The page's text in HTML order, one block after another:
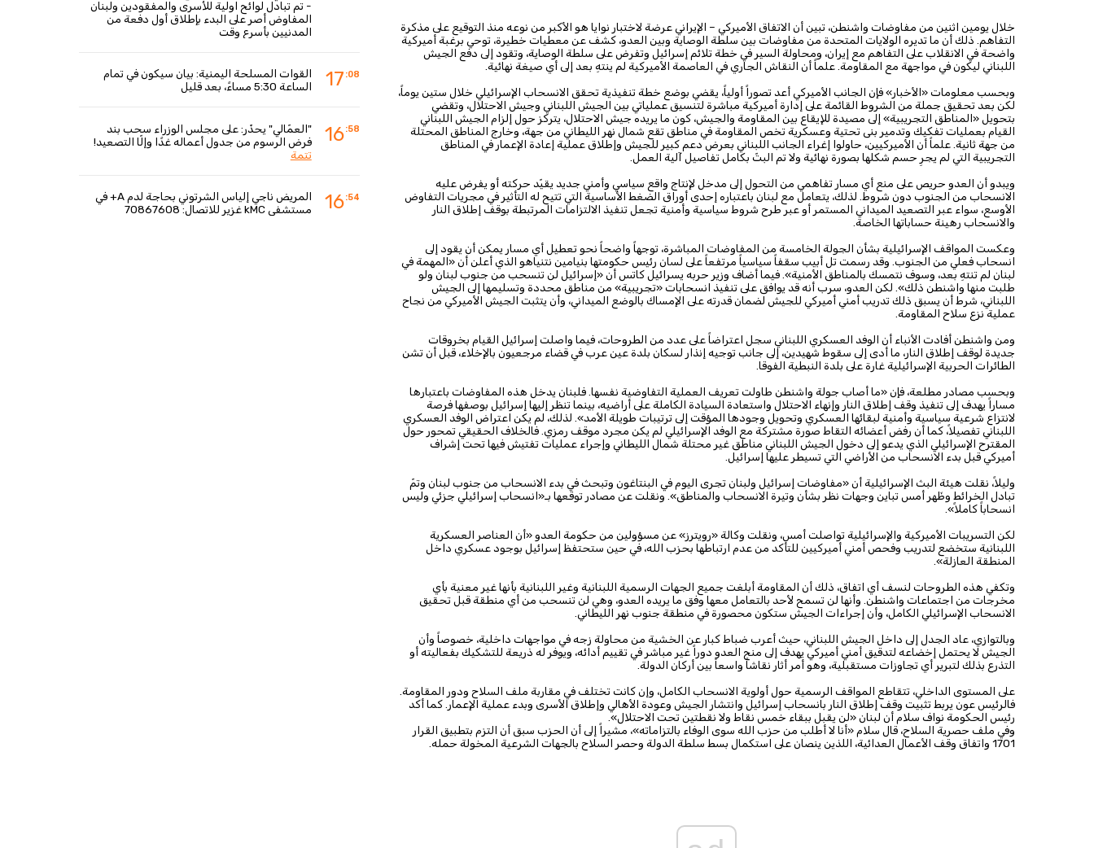
خلال يومين اثنين من مفاوضات واشنطن، تبين أن الاتفاق الأميركي – الإيراني عرضة لاختبار نوايا هو الأكبر من نوعه منذ التوقيع على مذكرة
التفاهم. ذلك أن ما تديره الولايات المتحدة من مفاوضات بين سلطة الوصاية وبين العدو، كشف عن معطيات خطيرة، توحي برغبة أميركية
واضحة في الانقلاب على التفاهم مع إيران، ومحاولة السير في خطة تلائم إسرائيل وتفرض على سلطة الوصاية، وتقود إلى دفع الجيش
اللبناني ليكون في مواجهة مع المقاومة. علماً أن النقاش الجاري في العاصمة الأميركية لم ينتهِ بعد إلى أي صيغة نهائية.
وبحسب معلومات «الأخبار» فإن الجانب الأميركي أعد تصوراً أولياً، يقضي بوضع خطة تنفيذية تحقق الانسحاب الإسرائيلي خلال ستين يوماً،
لكن بعد تحقيق جملة من الشروط القائمة على إدارة أميركية مباشرة لتنسيق عملياتي بين الجيش اللبناني وجيش الاحتلال، وتقضي
بتحويل «المناطق التجريبية» إلى مصيدة للإيقاع بين المقاومة والجيش، كون ما يريده جيش الاحتلال، يتركز حول إلزام الجيش اللبناني
القيام بعمليات تفكيك وتدمير بنى تحتية وعسكرية تخص المقاومة في مناطق تقع شمال نهر الليطاني من جهة، وخارج المناطق المحتلة
من جهة ثانية. علماً أن الأميركيين، حاولوا إغراء الجانب اللبناني بعرض دعم كبير للجيش وإطلاق عملية إعادة الإعمار في المناطق
التجريبية التي لم يجرِ حسم شكلها بصورة نهائية ولا تم البتّ بكامل تفاصيل آلية العمل.
ويبدو أن العدو حريص على منع أي مسار تفاهمي من التحول إلى مدخل لإنتاج واقع سياسي وأمني جديد يقيّد حركته أو يفرض عليه
الانسحاب من الجنوب دون شروط. لذلك، يتعامل مع لبنان باعتباره إحدى أوراق الضغط الأساسية التي تتيح له التأثير في مجريات التفاوض
الأوسع، سواء عبر التصعيد الميداني المستمر أو عبر طرح شروط سياسية وأمنية تجعل تنفيذ الالتزامات المرتبطة بوقف إطلاق النار
والانسحاب رهينة حساباتها الخاصة.
وعكست المواقف الإسرائيلية بشأن الجولة الخامسة من المفاوضات المباشرة، توجهاً واضحاً نحو تعطيل أي مسار يمكن أن يقود إلى
انسحاب فعلي من الجنوب. وقد رسمت تل أبيب سقفاً سياسياً مرتفعاً على لسان رئيس حكومتها بنيامين نتنياهو الذي أعلن أن «المهمة في
لبنان لم تنتهِ بعد، وسوف نتمسك بالمناطق الأمنية». فيما أضاف وزير حربه يسرائيل كاتس أن «إسرائيل لن تنسحب من جنوب لبنان ولو
طلبت منها واشنطن ذلك». لكن العدو، سرب أنه قد يوافق على تنفيذ انسحابات «تجريبية» من مناطق محددة وتسليمها إلى الجيش
اللبناني، شرط أن يسبق ذلك تدريب أمني أميركي للجيش لضمان قدرته على الإمساك بالوضع الميداني، وأن يتثبت الجيش الأميركي من نجاح
عملية نزع سلاح المقاومة.
ومن واشنطن أفادت الأنباء أن الوفد العسكري اللبناني سجل اعتراضاً على عدد من الطروحات، فيما واصلت إسرائيل القيام بخروقات
جديدة لوقف إطلاق النار، ما أدى إلى سقوط شهيدين، إلى جانب توجيه إنذار لسكان بلدة عين عرب في قضاء مرجعيون بالإخلاء، قبل أن تشن
الطائرات الحربية الإسرائيلية غارة على بلدة النبطية الفوقا.
وبحسب مصادر مطلعة، فإن «ما أصاب جولة واشنطن طاولت تعريف العملية التفاوضية نفسها. فلبنان يدخل هذه المفاوضات باعتبارها
مساراً يهدف إلى تنفيذ وقف إطلاق النار وإنهاء الاحتلال واستعادة السيادة الكاملة على أراضيه، بينما تنظر إليها إسرائيل بوصفها فرصة
لانتزاع شرعية سياسية وأمنية لبقائها العسكري وتحويل وجودها المؤقت إلى ترتيبات طويلة الأمد». لذلك، لم يكن اعتراض الوفد العسكري
اللبناني تفصيلاً، كما أن رفض أعضائه التقاط صورة مشتركة مع الوفد الإسرائيلي لم يكن مجرد موقف رمزي. فالخلاف الحقيقي تمحور حول
المقترح الإسرائيلي الذي يدعو إلى دخول الجيش اللبناني مناطق غير محتلة شمال الليطاني وإجراء عمليات تفتيش فيها تحت إشراف
أميركي قبل بدء الانسحاب من الأراضي التي تسيطر عليها إسرائيل.
وليلاً، نقلت هيئة البث الإسرائيلية أن «مفاوضات إسرائيل ولبنان تجرى اليوم في البنتاغون وتبحث في بدء الانسحاب من جنوب لبنان وتمّ
تبادل الخرائط وظَهر أمس تباين وجهات نظر بشأن وتيرة الانسحاب والمناطق». ونقلت عن مصادر توقعها بـ«انسحاب إسرائيلي جزئي وليس
انسحاباً كاملاً».
لكن التسريبات الأميركية والإسرائيلية تواصلت أمس، ونقلت وكالة «رويترز» عن مسؤولين من حكومة العدو «أن العناصر العسكرية
اللبنانية ستخضع لتدريب وفحص أمني أميركيين للتأكد من عدم ارتباطها بحزب الله، في حين ستحتفظ إسرائيل بوجود عسكري داخل
المنطقة العازلة».
وتكفي هذه الطروحات لنسف أي اتفاق، ذلك أن المقاومة أبلغت جميع الجهات الرسمية اللبنانية وغير اللبنانية بأنها غير معنية بأي
مخرجات من اجتماعات واشنطن. وأنها لن تسمح لأحد بالتعامل معها وفق ما يريده العدو، وهي لن تنسحب من أي منطقة قبل تحقيق
الانسحاب الإسرائيلي الكامل، وأن إجراءات الجيش ستكون محصورة في منطقة جنوب نهر الليطاني.
وبالتوازي، عاد الجدل إلى داخل الجيش اللبناني، حيث أعرب ضباط كبار عن الخشية من محاولة زجه في مواجهات داخلية، خصوصاً وأن
الجيش لا يحتمل إخضاعه لتدقيق أمني أميركي يهدف إلى منح العدو دوراً غير مباشر في تقييم أدائه، ويوفر له ذريعة للتشكيك بفعاليته أو
التذرع بذلك لتبرير أي تجاوزات مستقبلية، وهو أمر أثار نقاشاً واسعاً بين أركان الدولة.
على المستوى الداخلي، تتقاطع المواقف الرسمية حول أولوية الانسحاب الكامل، وإن كانت تختلف في مقاربة ملف السلاح ودور المقاومة.
فالرئيس عون يربط تثبيت وقف إطلاق النار بانسحاب إسرائيل وانتشار الجيش وعودة الأهالي وإطلاق الأسرى وبدء عملية الإعمار. كما أكد
رئيس الحكومة نواف سلام أن لبنان «لن يقبل ببقاء خمس نقاط ولا نقطتين تحت الاحتلال».
وفي ملف حصرية السلاح، قال سلام «أنا لا أطلب من حزب الله سوى الوفاء بالتزاماته»، مشيراً إلى أن الحزب سبق أن التزم بتطبيق القرار
1701 واتفاق وقف الأعمال العدائية، اللذين ينصان على استكمال بسط سلطة الدولة وحصر السلاح بالجهات الشرعية المخولة حمله.
المدنيين بأسرع وقت
17 :08
القوات المسلحة اليمنية: بيان سيكون في تمام
الساعة 5:30 مساءً، بعد قليل
16:58
"العمّالي" يحذّر: على مجلس الوزراء سحب بند
فرض الرسوم من جدول أعماله غدًا وإلّا التصعيد!
تتمة
16:54
المريض ناجي إلياس الشرتوني بحاجة لدم A+ في
مستشفى kMC غزير للاتصال: 70867608